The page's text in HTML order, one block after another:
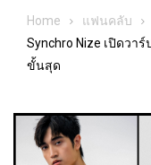
Home
แฟนคลับ
Synchro Nize เปิดวา
ขั้นสุด